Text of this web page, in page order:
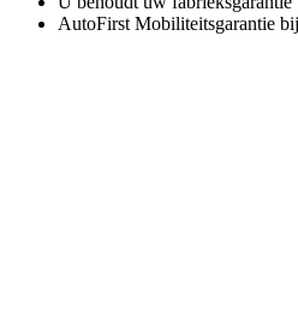
AutoFirst Mobiliteitsgarantie